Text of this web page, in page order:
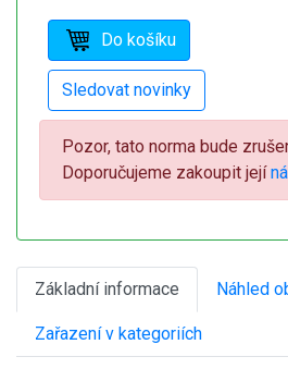
Pozor, tato norma bude
Doporučujeme zakoupit její
Základní informace Náhled
Zařazení v kategoriích